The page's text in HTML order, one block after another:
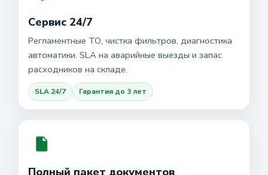
Сервис 24/7
Регламентные ТО, чистка фильтров, диагностика
автоматики. SLA на аварийные выезды и запас
расходников на складе.
SLA 24/7 Гарантия до 3 лет